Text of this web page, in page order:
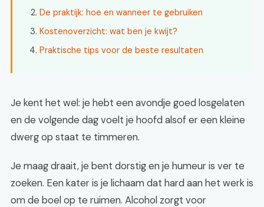
De praktijk: hoe en wanneer te gebruiken
Kostenoverzicht: wat ben je kwijt?
Praktische tips voor de beste resultaten
Je kent het wel: je hebt een avondje goed losgelaten
en de volgende dag voelt je hoofd alsof er een kleine
dwerg op staat te timmeren.
Je maag draait, je bent dorstig en je humeur is ver te
zoeken. Een kater is je lichaam dat hard aan het werk is
om de boel op te ruimen. Alcohol zorgt voor